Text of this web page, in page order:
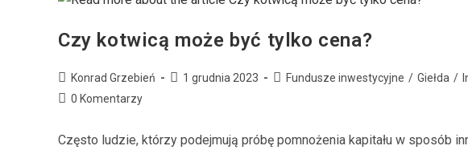
Czy kotwicą może być tylko cena?
Konrad Grzebień 1 grudnia 2023 Fundusze inwestycyjne / Giełda /
0 Komentarzy
Często ludzie, którzy podejmują próbę pomnożenia kapitału w sposób